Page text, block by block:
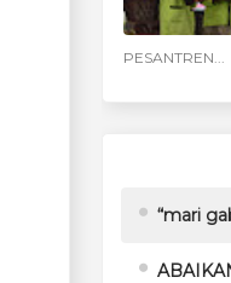
PESANTREN...
“mari